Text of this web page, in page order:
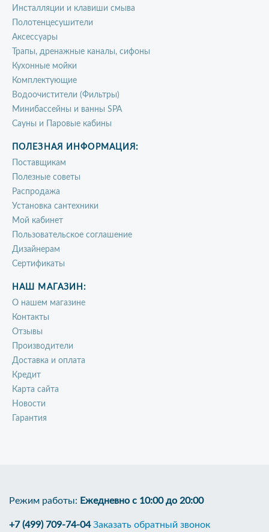
Инсталляции и клавиши смыва
Полотенцесушители
Аксессуары
Трапы, дренажные каналы, сифоны
Кухонные мойки
Комплектующие
Водоочистители (Фильтры)
Минибассейны и ванны SPA
Сауны и Паровые кабины
ПОЛЕЗНАЯ ИНФОРМАЦИЯ:
Поставщикам
Полезные советы
Распродажа
Установка сантехники
Мой кабинет
Пользовательское соглашение
Дизайнерам
Сертификаты
НАШ МАГАЗИН:
О нашем магазине
Контакты
Отзывы
Производители
Доставка и оплата
Кредит
Карта сайта
Новости
Гарантия
Режим работы: Ежедневно с 10:00 до 20:00
+7 (499) 709-74-04 Заказать обратный звонок